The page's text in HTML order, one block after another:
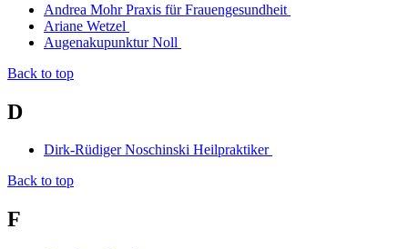
Andrea Mohr Praxis für Frauengesundheit
Ariane Wetzel
Augenakupunktur Noll
Back to top
D
Dirk-Rüdiger Noschinski Heilpraktiker
Back to top
F